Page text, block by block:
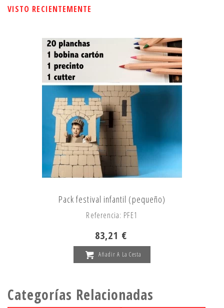
VISTO RECIENTEMENTE
Pack festival infantil (pequeño)
Referencia: PFE1
83,21 €
Añadir A La Cesta
Categorías Relacionadas